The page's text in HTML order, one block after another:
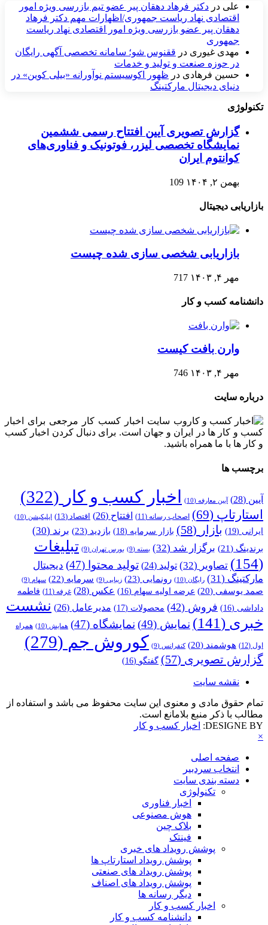
علی در دکتر فرهاد دهقان پیر عضو تيم بازرسی ويژه امور
اقتصادی نهاد رياست جمهوری/اظهارات مهم دکتر فرهاد
دهقان پیر عضو بازرسی ویژه امور اقتصادی نهاد ریاست
جمهوری
مهدی غیوری در ققنوس شو؛ سامانه تخصصی آگهی رایگان
در حوزه صنعت و تولید و خدمات
حسین فرهادی در ظهور اکوسیستم نوآورانه «بیلی کوین» در
دنیای دیجیتال مارکتینگ
تکنولوژی
گزارش تصویری آیین افتتاح رسمی ششمین
نمایشگاه تخصصی لیزر، فوتونیک و فناوری‌های
کوانتوم ایران
بهمن ۲, ۱۴۰۴ 109
بازاریابی دیجیتال
بازاریابی شخصی سازی شده چیست
مهر ۴, ۱۴۰۳ 717
دانشنامه کسب و کار
وارن بافت کیست
مهر ۴, ۱۴۰۳ 746
درباره سایت
وب سایت اخبار کسب کار مرجعی برای اخبار
کسب و کار ها در ایران و جهان است. برای دنبال کردن اخبار کسب
و کار ها با ما همراه باشید.
برچسب ها
آیین (28) آیین معارفه (10) اخبار کسب و کار (322)
استارتاپ (69) اصحاب رسانه (11) افتتاح (26) اقتصاد (13) اپلیکیشن (10)
ایرانی (19) بازار (58) بازار سرمایه (18) بازدید (23) برند (30)
برندینگ (21) برگزار شد (32) بسته (9) بورس تهران (9)
تبلیغات
(154)
تصاویر (32) تولید (24) تولید محتوا (47)
دیجیتال
مارکتینگ (31) رایگان (10) رونمایی (23) زیبایی (9) سرمایه (22) سهام (9)
صمد یوسفی (20) عرضه اولیه سهام (16) عکس (28) غرفه (11)
فاطمه
داداشی (16) فروش (42) محصولات (17) مدیرعامل (26)
نشست
خبری (141) نمایش (49) نمایشگاه (47) همایش (10) همراه
اول (12) هوشمند (20) کنفرانس (9) کوروش جم (279)
گزارش تصویری (57) گفتگو (16)
نقشه سایت
تمام حقوق مادی و معنوی این سایت محفوظ می باشد و استفاده از
مطالب با ذکر منبع بلامانع است.
DESIGNE BY:
اخبار کسب و کار
×
صفحه اصلی
انتخاب سردبیر
دسته بندی سایت
تکنولوژی
اخبار فناوری
هوش مصنوعی
بلاک چین
فینتک
پوشش رویداد های خبری
پوشش رویداد استارتاپ ها
پوشش رویداد های صنعتی
پوشش رویداد های اصناف
دیگر رسانه ها
اخبار کسب و کار
دانشنامه کسب و کار